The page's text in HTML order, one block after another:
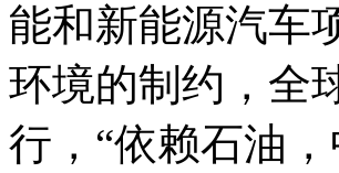
能和新能源汽车
环境的制约，全
行，“依赖石油